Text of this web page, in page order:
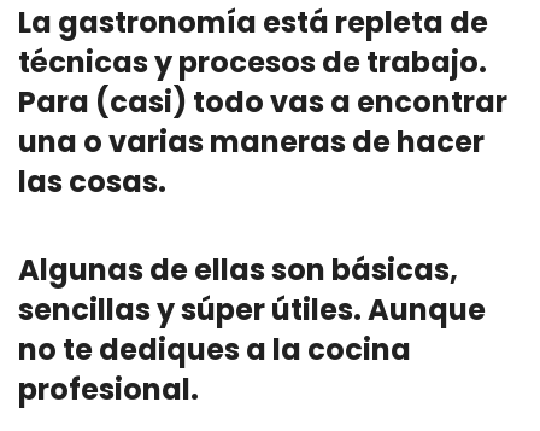
La gastronomía está repleta de
técnicas y procesos de trabajo.
Para (casi) todo vas a encontrar
una o varias maneras de hacer
las cosas.
Algunas de ellas son básicas,
sencillas y súper útiles. Aunque
no te dediques a la cocina
profesional.